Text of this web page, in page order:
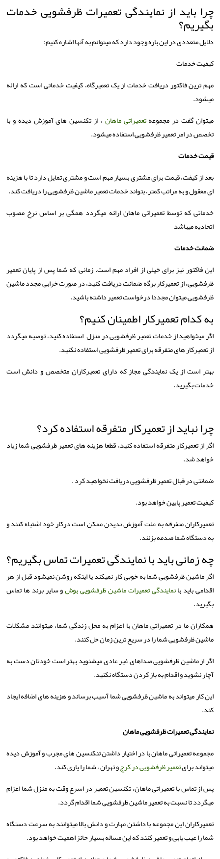
چرا باید از نمایندگی تعمیرات ظرفشویی خدمات
بگیریم؟
دلایل متعددی در این باره وجود دارد که میتوانم به آنها اشاره کنیم:
کیفیت خدمات
مهم ترین فاکتور دریافت خدمات از یک تعمیرگاه، کیفیت خدماتی است که ارائه
میشود.
میتوان گفت در مجموعهتعمیراتی ماهان، از تکنسین های آموزش دیده و با
تخصص در امر تعمیر ظرفشویی استفاده میشود.
قیمت خدمات
بعد از کیفت، قیمت برای مشتری بسیار مهم است و مشتری تمایل دارد تا با هزینه
ای معقول و به مراتب کمتر، بتواند خدمات تعمیر ماشین ظرفشویی را دریافت کند.
خدماتی که توسط تعمیراتی ماهان ارائه میگردد همگی بر اساس نرخ مصوب
اتحادیه میباشد
ضمانت خدمات
این فاکتور نیز برای خیلی از افراد مهم است. زمانی که شما پس از پایان تعمیر
ظرفشویی، از تعمیرکار برگه ضمانت دریافت کنید، در صورت خرابی مجدد ماشین
ظرفشویی میتوان مجددا درخواست تعمیر داشته باشید.
به کدام تعمیرکار اطمینان کنیم؟
اگر میخواهید از خدمات تعمیر ظرفشویی در منزل استفاده کنید، توصیه میگردد
از تعمیرکار های متفرقه برای تعمیر ظرفشویی استفاده نکنید.
بهتر است از یک نمایندگی مجاز که دارای تعمیرکاران متخصص و دانش است
خدمات بگیرید.
چرا نباید از تعمیرکار متفرقه استفاده کرد؟
اگر از تعمیرکار متفرقه استفاده کنید، قطعا هزینه های تعمیر ظرفشویی شما زیاد
خواهد شد.
ضمانتی در قبال تعمیر ظرفشویی دریافت نخواهید کرد .
کیفیت تعمیر پایین خواهد بود.
تعمیرکاران متفرقه به علت آموزش ندیدن ممکن است درکار خود اشتباه کنند و
به دستگاه شما صدمه بزنند.
چه زمانی باید با نمایندگی تعمیرات تماس بگیریم؟
اگر ماشین ظرفشویی شما به خوبی کار نمیکند یا اینکه روشن نمیشود قبل از هر
اقدامی باید بانمایندگی تعمیرات ماشین ظرفشویی بوشو سایر برند ها تماس
بگیرید.
همکاران ما در تعمیراتی ماهان با اعزام به محل زندگی شما، میتوانند مشکلات
ماشین ظرفشویی شما را در سریع ترین زمان حل کنند.
اگر از ماشین ظرفشویی صداهای غیر عادی میشنوید بهتر است خودتان دست به
آچار نشوید و اقدام به باز کردن دستگاه نکنید.
این کار میتواند به ماشین ظرفشویی شما آسیب برساند و هزینه های اضافه ایجاد
کند.
نمایندگی تعمیرات ظرفشویی ماهان
مجموعه تعمیراتی ماهان با در اختیار داشتن تنکنسین های مجرب و آموزش دیده
میتواند برایتعمیر ظرفشویی در کرجو تهران ، شما را یاری کند.
پس از تماس با تعمیراتی ماهان، تکنسین تعمیر در اسرع وقت به منزل شما اعزام
میگردد تا نسبت به تعمیر ماشین ظرفشویی شما اقدام گردد.
تعمیرکاران این مجموعه با داشتن مهارت و دانش بالا میتوانند به سرعت دستگاه
شما را عیب یابی و تعمیر کنند که این مساله بسیار حائز اهمیت خواهد بود.